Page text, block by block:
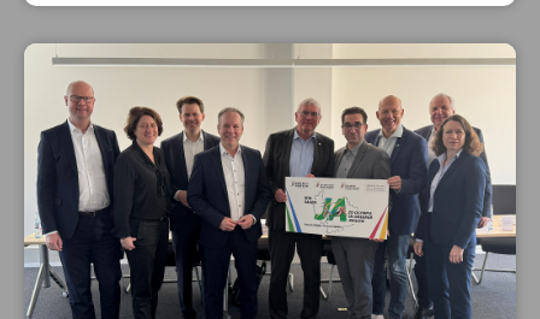
v.l.: Markus Grawe (Vorstandsvorsitzender der
Sparkasse Leverkusen), Katharina Reinhold (Landrätin
des Rhein-Kreises Neuss), Arne von Boetticher (Landrat
des Rheinisch-Bergischen Kreises), Klaus Grootens
(Landrat des Oberbergischen Kreises), Sebastian
Schuster (Landrat des Rhein-Sieg-Kreises und
Vorstandsvorsitzender des Region Köln/bonn e.V.),
Guido Déus (Oberbürgermeister der Bundesstadt
Bonn), Frank Rock (Landrat des Rhein-Erft-Kreises),
Rainer Deppe (Vertreter der Mitgliederversammlung)
und Cornelia Weigand (Landrätin des Kreises
Ahrweiler)